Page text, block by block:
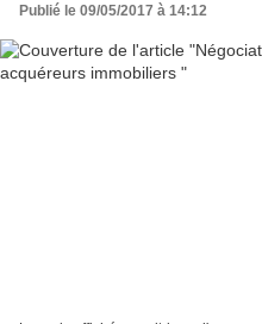
Publié le 09/05/2017 à 14:12